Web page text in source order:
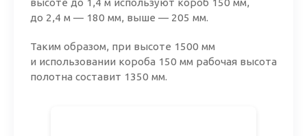
до 2,4 м — 180 мм, выше — 205 мм.
Таким образом, при высоте 1500 мм
и использовании короба 150 мм рабочая высота
полотна составит 1350 мм.